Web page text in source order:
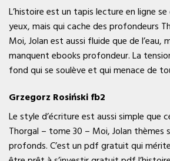
L’histoire est un tapis lecture en ligne
yeux, mais qui cache des profondeurs
Moi, Jolan est aussi fluide que de l’eau,
manquent ebooks profondeur. La
fond qui se soulève et qui menace de
Grzegorz Rosiński fb2
Le style d’écriture est aussi simple que
Thorgal – tome 30 – Moi, Jolan
profonds. C’est un pdf gratuit qui